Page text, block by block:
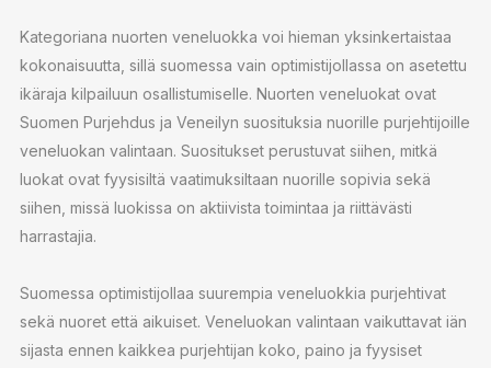
Kategoriana nuorten veneluokka voi hieman yksinkertaistaa
kokonaisuutta, sillä suomessa vain optimistijollassa on asetettu
ikäraja kilpailuun osallistumiselle. Nuorten veneluokat ovat
Suomen Purjehdus ja Veneilyn suosituksia nuorille purjehtijoille
veneluokan valintaan. Suositukset perustuvat siihen, mitkä
luokat ovat fyysisiltä vaatimuksiltaan nuorille sopivia sekä
siihen, missä luokissa on aktiivista toimintaa ja riittävästi
harrastajia.
Suomessa optimistijollaa suurempia veneluokkia purjehtivat
sekä nuoret että aikuiset. Veneluokan valintaan vaikuttavat iän
sijasta ennen kaikkea purjehtijan koko, paino ja fyysiset